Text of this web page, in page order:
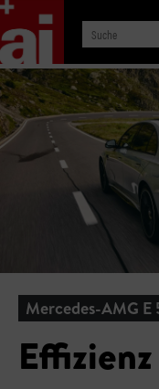
Mercedes-AMG